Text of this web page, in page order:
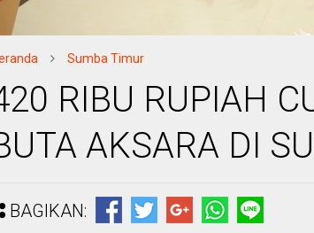
Sumba Timur
RIBU RUPIAH
AKSARA DI
BAGIKAN: